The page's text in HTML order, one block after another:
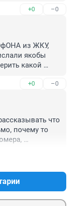
который мы все
ни - че - го не
а между
+0 –0
из ЖКУ,
якобы
какой
+0 –0
что
почему то